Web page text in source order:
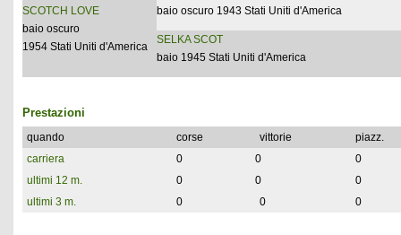
SCOTCH LOVE
baio oscuro
1954 Stati Uniti d'America
baio oscuro 1943 Stati Uniti d'America
SELKA SCOT
baio 1945 Stati Uniti d'America
Prestazioni
quando corse vittorie
piazz.
carriera
0 0
0
ultimi 12 m.
0 0
0
ultimi 3 m.
0 0 0